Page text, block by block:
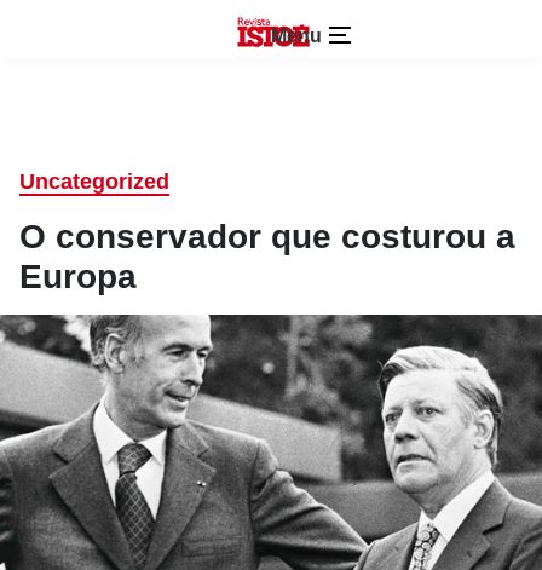
Menu
Uncategorized
O conservador que costurou a
Europa